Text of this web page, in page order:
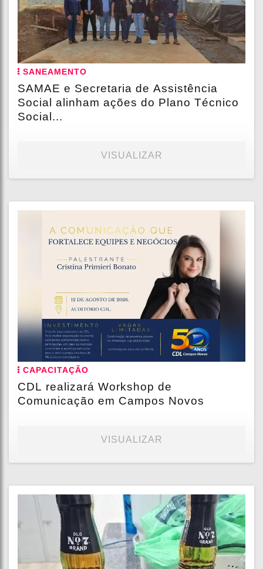
SANEAMENTO
SAMAE e Secretaria de Assistência
Social alinham ações do Plano Técnico
Social...
VISUALIZAR
CAPACITAÇÃO
CDL realizará Workshop de
Comunicação em Campos Novos
VISUALIZAR